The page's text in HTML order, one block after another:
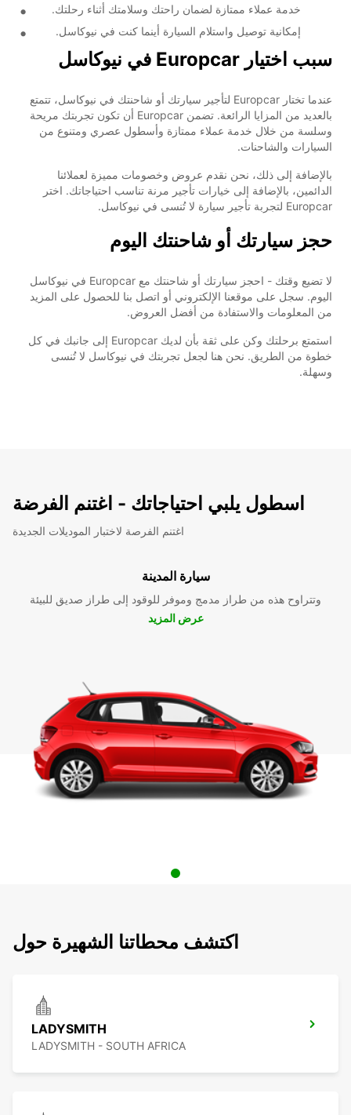
خدمة عملاء ممتازة لضمان راحتك وسلامتك أثناء رحلتك.
إمكانية توصيل واستلام السيارة أينما كنت في نيوكاسل.
سبب اختيار Europcar في نيوكاسل
عندما تختار Europcar لتأجير سيارتك أو شاحنتك في نيوكاسل، تتمتع
بالعديد من المزايا الرائعة. تضمن Europcar أن تكون تجربتك مريحة
وسلسة من خلال خدمة عملاء ممتازة وأسطول عصري ومتنوع من
السيارات والشاحنات.
بالإضافة إلى ذلك، نحن نقدم عروض وخصومات مميزة لعملائنا
الدائمين، بالإضافة إلى خيارات تأجير مرنة تناسب احتياجاتك. اختر
Europcar لتجربة تأجير سيارة لا تُنسى في نيوكاسل.
حجز سيارتك أو شاحنتك اليوم
لا تضيع وقتك - احجز سيارتك أو شاحنتك مع Europcar في نيوكاسل
اليوم. سجل على موقعنا الإلكتروني أو اتصل بنا للحصول على المزيد
من المعلومات والاستفادة من أفضل العروض.
استمتع برحلتك وكن على ثقة بأن لديك Europcar إلى جانبك في كل
خطوة من الطريق. نحن هنا لجعل تجربتك في نيوكاسل لا تُنسى
وسهلة.
اسطول يلبي احتياجاتك - اغتنم الفرضة
اغتنم الفرصة لاختبار الموديلات الجديدة
سيارة المدينة
وتتراوح هذه من طراز مدمج وموفر للوقود إلى طراز صديق للبيئة
عرض المزيد
اكتشف محطاتنا الشهيرة حول
LADYSMITH
LADYSMITH - SOUTH AFRICA